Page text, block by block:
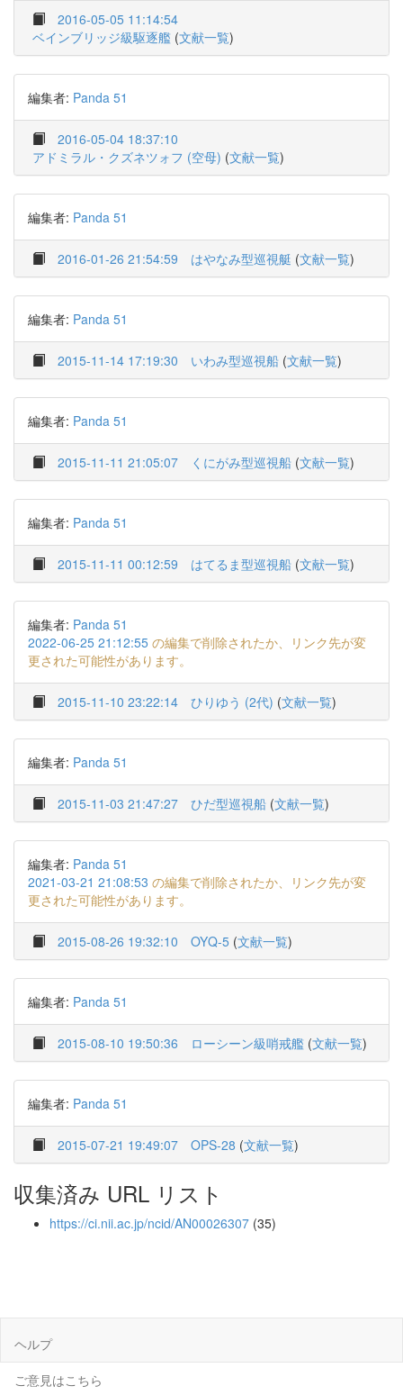
2016-05-05 11:14:54
ベインブリッジ級駆逐艦 (文献一覧)
編集者: Panda 51
2016-05-04 18:37:10
アドミラル・クズネツォフ (空母) (文献一覧)
編集者: Panda 51
2016-01-26 21:54:59 はやなみ型巡視艇 (文献一覧)
編集者: Panda 51
2015-11-14 17:19:30 いわみ型巡視船 (文献一覧)
編集者: Panda 51
2015-11-11 21:05:07 くにがみ型巡視船 (文献一覧)
編集者: Panda 51
2015-11-11 00:12:59 はてるま型巡視船 (文献一覧)
編集者: Panda 51
2022-06-25 21:12:55 の編集で削除されたか、リンク先が変
更された可能性があります。
2015-11-10 23:22:14 ひりゆう (2代) (文献一覧)
編集者: Panda 51
2015-11-03 21:47:27 ひだ型巡視船 (文献一覧)
編集者: Panda 51
2021-03-21 21:08:53 の編集で削除されたか、リンク先が変
更された可能性があります。
2015-08-26 19:32:10 OYQ-5 (文献一覧)
編集者: Panda 51
2015-08-10 19:50:36 ローシーン級哨戒艦 (文献一覧)
編集者: Panda 51
2015-07-21 19:49:07 OPS-28 (文献一覧)
収集済み URL リスト
https://ci.nii.ac.jp/ncid/AN00026307 (35)
ヘルプ
ご意見はこちら